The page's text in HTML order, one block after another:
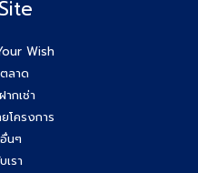
Wish
ลาด
กเช่า
โครงการ
นๆ
เรา